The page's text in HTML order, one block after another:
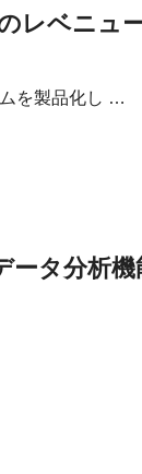
ベニュ
を製品化し …
タ分析